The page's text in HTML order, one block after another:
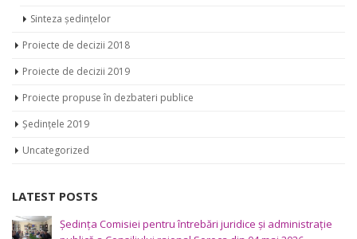
Sinteza ședințelor
Proiecte de decizii 2018
Proiecte de decizii 2019
Proiecte propuse în dezbateri publice
Ședințele 2019
Uncategorized
LATEST POSTS
Ședința Comisiei pentru întrebări juridice şi administraţie